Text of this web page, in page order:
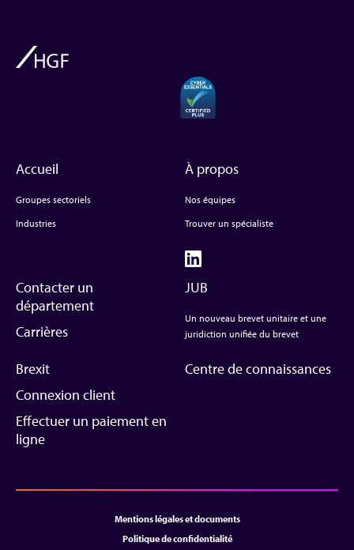
Accueil
Groupes sectoriels
Industries
À propos
Nos équipes
Trouver un spécialiste
Contacter un
département
Carrières
JUB
Un nouveau brevet unitaire et une
juridiction unifiée du brevet
Brexit
Connexion client
Effectuer un paiement en
ligne
Centre de connaissances
Mentions légales et documents
Politique de confidentialité